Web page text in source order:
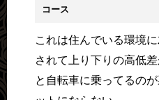
コース
これは住んでいる環境
されて上り下りの高低
と自転車に乗ってるの